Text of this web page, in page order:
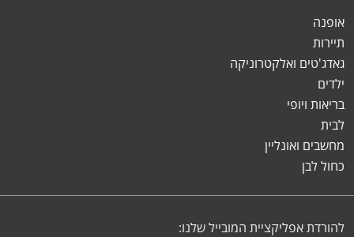
אופנה
תיירות
גאדג'טים ואלקטרוניקה
ילדים
בריאות ויופי
לבית
מחשבים ואונליין
כחול לבן
להורדת אפליקציית המובייל שלנו: